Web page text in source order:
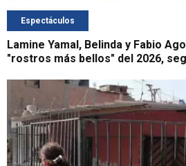
Espectáculos
Lamine Yamal, Belinda y Fabio
"rostros más bellos" del 2026,